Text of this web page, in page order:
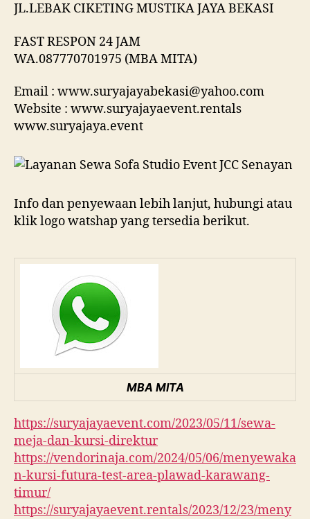
JL.LEBAK CIKETING MUSTIKA JAYA BEKASI
FAST RESPON 24 JAM
WA.087770701975 (MBA MITA)
Email : www.suryajayabekasi@yahoo.com
Website : www.suryajayaevent.rentals
www.suryajaya.event
Info dan penyewaan lebih lanjut, hubungi atau
klik logo watshap yang tersedia berikut.
MBA MITA
https://suryajayaevent.com/2023/05/11/sewa-
meja-dan-kursi-direktur
https://vendorinaja.com/2024/05/06/menyewaka
n-kursi-futura-test-area-plawad-karawang-
timur/
https://suryajayaevent.rentals/2023/12/23/meny